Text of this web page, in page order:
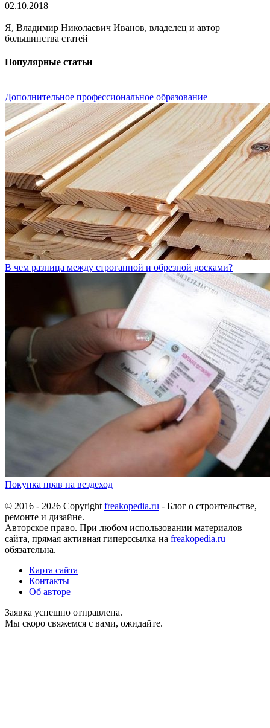
02.10.2018
Я, Владимир Николаевич Иванов, владелец и автор
большинства статей
Популярные статьи
Дополнительное профессиональное образование
В чем разница между строганной и обрезной досками?
Покупка прав на вездеход
© 2016 - 2026 Copyright freakopedia.ru - Блог о строительстве,
ремонте и дизайне.
Авторское право. При любом использовании материалов
сайта, прямая активная гиперссылка на freakopedia.ru
обязательна.
Карта сайта
Контакты
Об авторе
Заявка успешно отправлена.
Мы скоро свяжемся с вами, ожидайте.